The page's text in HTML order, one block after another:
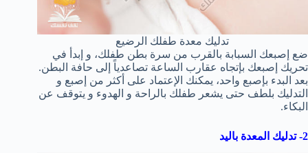
تدليك معدة طفلك الرضيع
ضع إصبعك السبابة بالقرب من سرة بطن طفلك، و إبدأ في
تحريك إصبعك بإتجاه عقارب الساعة تصاعدياً إلى حافة البطن.
بعد البدء بإصبع واحد، يمكنك الإعتماد على أكثر من إصبع و
التدليك بلطف حتى يشعر طفلك بالراحة و الهدوء و يتوقف عن
البكاء.
2- تدليك المعدة باليد